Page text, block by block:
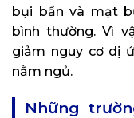
bụi bẩn và mạt
bình thường. Vì
giảm nguy cơ dị
nằm ngủ.
Những